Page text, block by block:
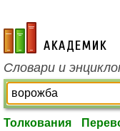
academic.ru
Словари и
Толкования